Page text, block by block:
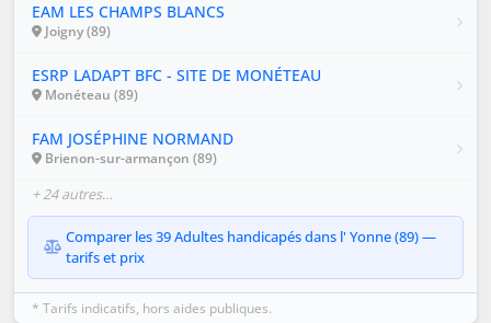
EAM LES CHAMPS BLANCS
Joigny (89)
ESRP LADAPT BFC - SITE DE MONÉTEAU
Monéteau (89)
FAM JOSÉPHINE NORMAND
Brienon-sur-armançon (89)
+ 24 autres…
Comparer les 39 Adultes handicapés dans l' Yonne (89) —
tarifs et prix
* Tarifs indicatifs, hors aides publiques.